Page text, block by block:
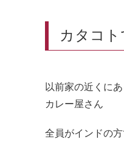
カタコ
以前家の近くに
カレー屋さん
全員がインドの方